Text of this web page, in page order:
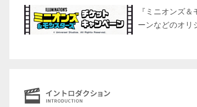
『ミニオンズ
ーンなどのオリ